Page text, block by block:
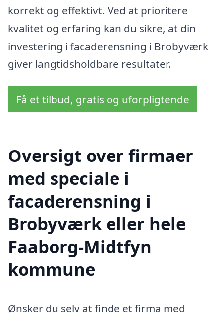
korrekt og effektivt. Ved at prioritere
kvalitet og erfaring kan du sikre, at din
investering i facaderensning i Brobyværk
giver langtidsholdbare resultater.
Få et tilbud, gratis og uforpligtende
Oversigt over firmaer
med speciale i
facaderensning i
Brobyværk eller hele
Faaborg-Midtfyn
kommune
Ønsker du selv at finde et firma med